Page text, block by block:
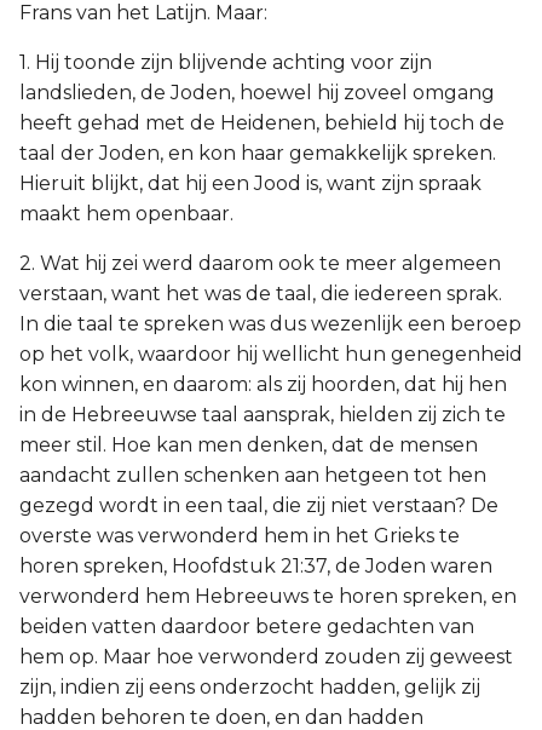
Frans van het Latijn. Maar:
1. Hij toonde zijn blijvende achting voor zijn
landslieden, de Joden, hoewel hij zoveel omgang
heeft gehad met de Heidenen, behield hij toch de
taal der Joden, en kon haar gemakkelijk spreken.
Hieruit blijkt, dat hij een Jood is, want zijn spraak
maakt hem openbaar.
2. Wat hij zei werd daarom ook te meer algemeen
verstaan, want het was de taal, die iedereen sprak.
In die taal te spreken was dus wezenlijk een beroep
op het volk, waardoor hij wellicht hun genegenheid
kon winnen, en daarom: als zij hoorden, dat hij hen
in de Hebreeuwse taal aansprak, hielden zij zich te
meer stil. Hoe kan men denken, dat de mensen
aandacht zullen schenken aan hetgeen tot hen
gezegd wordt in een taal, die zij niet verstaan? De
overste was verwonderd hem in het Grieks te
horen spreken, Hoofdstuk 21:37, de Joden waren
verwonderd hem Hebreeuws te horen spreken, en
beiden vatten daardoor betere gedachten van
hem op. Maar hoe verwonderd zouden zij geweest
zijn, indien zij eens onderzocht hadden, gelijk zij
hadden behoren te doen, en dan hadden